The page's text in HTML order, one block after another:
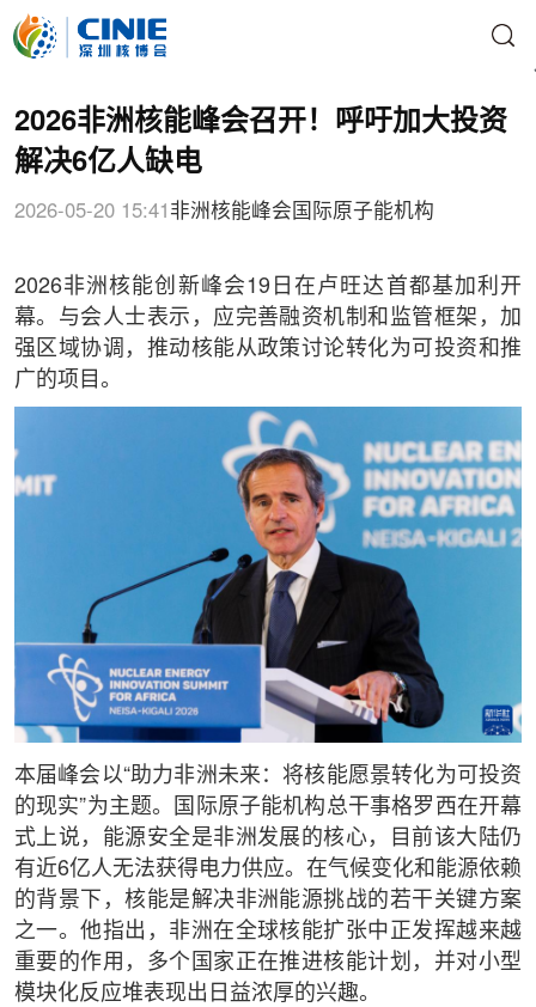
2026非洲核能峰会召开！呼吁加大投资
解决6亿人缺电
2026-05-20 15:41 非洲核能峰会 国际原子能机构
2026非洲核能创新峰会19日在卢旺达首都基加利开
幕。与会人士表示，应完善融资机制和监管框架，加
强区域协调，推动核能从政策讨论转化为可投资和推
广的项目。
本届峰会以“助力非洲未来：将核能愿景转化为可投资
的现实”为主题。国际原子能机构总干事格罗西在开幕
式上说，能源安全是非洲发展的核心，目前该大陆仍
有近6亿人无法获得电力供应。在气候变化和能源依赖
的背景下，核能是解决非洲能源挑战的若干关键方案
之一。他指出，非洲在全球核能扩张中正发挥越来越
重要的作用，多个国家正在推进核能计划，并对小型
模块化反应堆表现出日益浓厚的兴趣。